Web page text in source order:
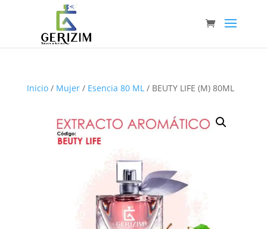
Inicio/ Mujer/ Esencia 80 ML/ BEUTY LIFE (M) 80ML